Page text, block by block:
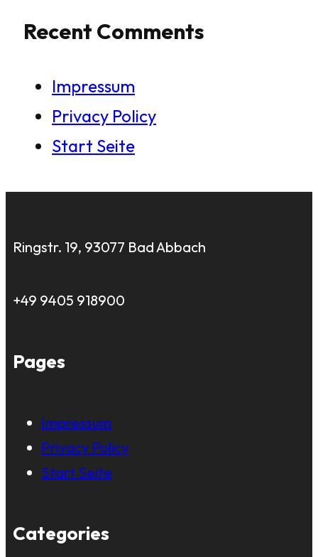
Recent Comments
Impressum
Privacy Policy
Start Seite
Ringstr. 19, 93077 Bad Abbach
+49 9405 918900
Pages
Impressum
Privacy Policy
Start Seite
Categories